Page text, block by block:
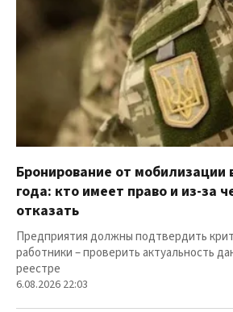
Бронирование от мобилизации
года: кто имеет право и из-за
отказать
Предприятия должны подтвердить
работники – проверить актуальность
реестре
6.08.2026 22:03